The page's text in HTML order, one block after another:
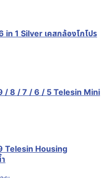
1 Silver เคสกล้องโกโปร
/ 8 / 7 / 6 / 5 Telesin Mini
Telesin Housing